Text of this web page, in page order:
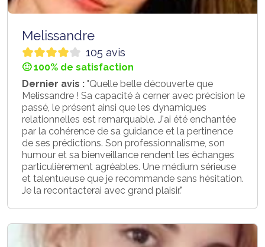
Melissandre
105 avis
🙂 100% de satisfaction
Dernier avis : "Quelle belle découverte que
Melissandre ! Sa capacité à cerner avec précision le
passé, le présent ainsi que les dynamiques
relationnelles est remarquable. J'ai été enchantée
par la cohérence de sa guidance et la pertinence
de ses prédictions. Son professionnalisme, son
humour et sa bienveillance rendent les échanges
particulièrement agréables. Une médium sérieuse
et talentueuse que je recommande sans hésitation.
Je la recontacterai avec grand plaisir."